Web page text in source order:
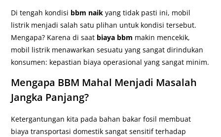
Di tengah kondisi bbm naik yang tidak pasti ini, mobil
listrik menjadi salah satu plihan untuk kondisi tersebut.
Mengapa? Karena di saat biaya bbm makin mencekik,
mobil listrik menawarkan sesuatu yang sangat dirindukan
konsumen: kepastian biaya operasional yang sangat minim.
Mengapa BBM Mahal Menjadi Masalah
Jangka Panjang?
Ketergantungan kita pada bahan bakar fosil membuat
biaya transportasi domestik sangat sensitif terhadap